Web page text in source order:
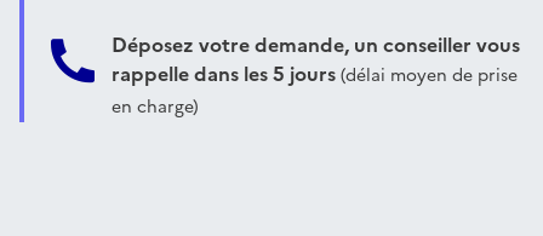
Déposez votre demande, un conseiller vous
rappelle dans les 5 jours(délai moyen de prise
en charge)